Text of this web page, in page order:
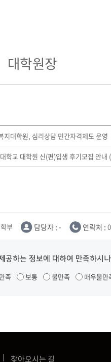
대학원장
지대학원, 심리상담 민간자격제도 운영
학교 대학원 신(편)입생 후기모집 안내
부 담당자 : - 연락처 :
공하는 정보에 대하여 만족하시
만족 보통 불만족 매우불만
찾아오시는 길